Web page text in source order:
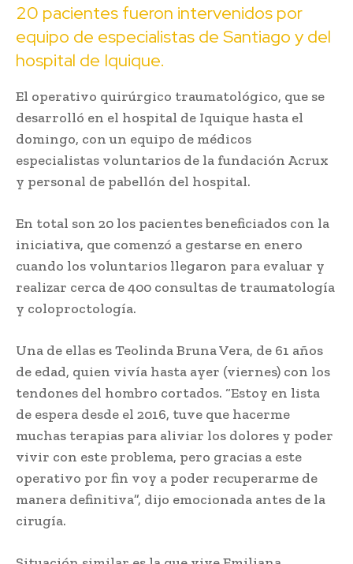
20 pacientes fueron intervenidos por
equipo de especialistas de Santiago y del
hospital de Iquique.
El operativo quirúrgico traumatológico, que se
desarrolló en el hospital de Iquique hasta el
domingo, con un equipo de médicos
especialistas voluntarios de la fundación Acrux
y personal de pabellón del hospital.
En total son 20 los pacientes beneficiados con la
iniciativa, que comenzó a gestarse en enero
cuando los voluntarios llegaron para evaluar y
realizar cerca de 400 consultas de traumatología
y coloproctología.
Una de ellas es Teolinda Bruna Vera, de 61 años
de edad, quien vivía hasta ayer (viernes) con los
tendones del hombro cortados. “Estoy en lista
de espera desde el 2016, tuve que hacerme
muchas terapias para aliviar los dolores y poder
vivir con este problema, pero gracias a este
operativo por fin voy a poder recuperarme de
manera definitiva”, dijo emocionada antes de la
cirugía.